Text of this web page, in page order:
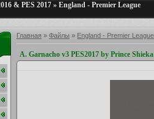
& PES 2017 » England - Premier League
Главная » Файлы » England - Premier League
A. Garnacho v3 PES2017 by Prince Shieka